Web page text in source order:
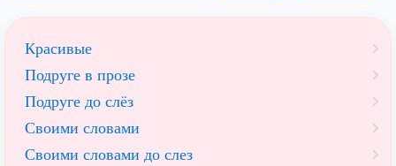
Красивые
Подруге в прозе
Подруге до слёз
Своими словами
Своими словами до слез